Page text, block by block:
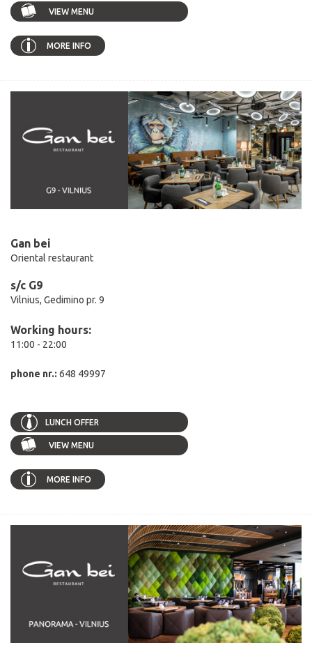
VIEW MENU
MORE INFO
Gan bei
Oriental restaurant
s/c G9
Vilnius, Gedimino pr. 9
Working hours:
11:00 - 22:00
phone nr.: 648 49997
LUNCH OFFER
VIEW MENU
MORE INFO